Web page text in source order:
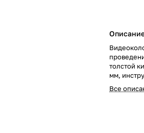
толстой
мм,
мм,
Все